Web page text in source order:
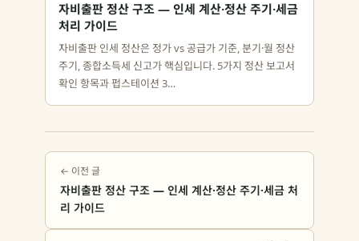
자비출판 정산 구조 — 인세 계산·정산 주기·세금
처리 가이드
자비출판 인세 정산은 정가 vs 공급가 기준, 분기·월 정산
주기, 종합소득세 신고가 핵심입니다. 5가지 정산 보고서
확인 항목과 펍스테이션 3…
← 이전 글
자비출판 정산 구조 — 인세 계산·정산 주기·세금 처
리 가이드